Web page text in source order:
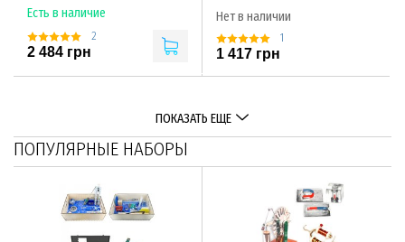
Есть в наличие
2
2 484 грн
Нет в наличии
1
1 417 грн
ПОКАЗАТЬ ЕЩЕ
ПОПУЛЯРНЫЕ НАБОРЫ